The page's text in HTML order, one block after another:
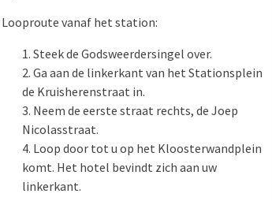
Looproute vanaf het station:
Steek de Godsweerdersingel over.
Ga aan de linkerkant van het Stationsplein
de Kruisherenstraat in.
Neem de eerste straat rechts, de Joep
Nicolasstraat.
Loop door tot u op het Kloosterwandplein
komt. Het hotel bevindt zich aan uw
linkerkant.